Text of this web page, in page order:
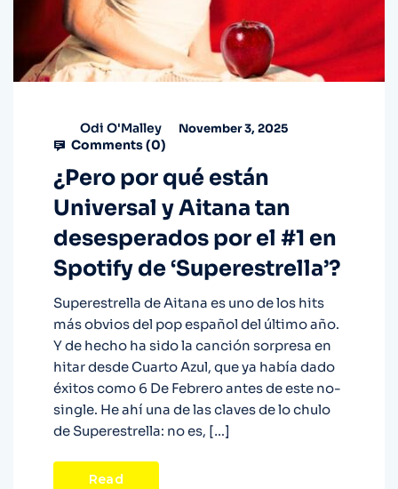
Odi O'Malley November 3, 2025
Comments (0)
¿Pero por qué están
Universal y Aitana tan
desesperados por el #1 en
Spotify de ‘Superestrella’?
Superestrella de Aitana es uno de los hits
más obvios del pop español del último año.
Y de hecho ha sido la canción sorpresa en
hitar desde Cuarto Azul, que ya había dado
éxitos como 6 De Febrero antes de este no-
single. He ahí una de las claves de lo chulo
de Superestrella: no es, […]
Read